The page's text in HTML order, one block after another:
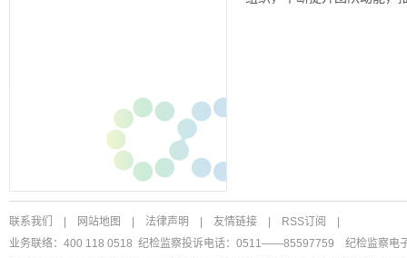
联系我们 网站地图 法律声明 友情链接 RSS订阅
业务联络：400 118 0518 纪检监察投诉电话：0511——85597759 纪检监察电